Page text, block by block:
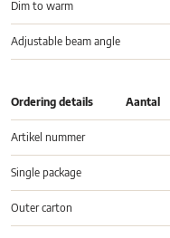
Dim to warm
Adjustable beam angle
Ordering details Aantal
Artikel nummer
Single package
Outer carton